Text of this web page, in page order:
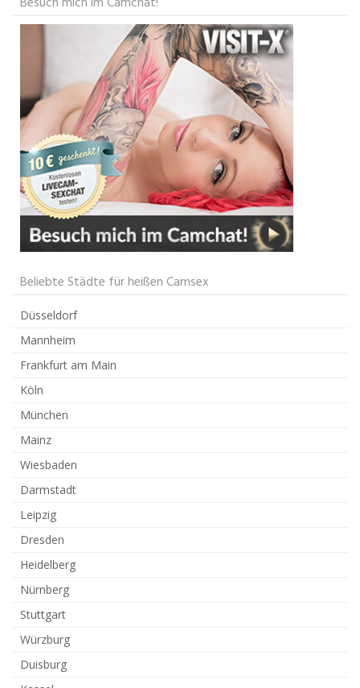
Beliebte Städte für heißen Camsex
Düsseldorf
Mannheim
Frankfurt am Main
Köln
München
Mainz
Wiesbaden
Darmstadt
Leipzig
Dresden
Heidelberg
Nürnberg
Stuttgart
Würzburg
Duisburg